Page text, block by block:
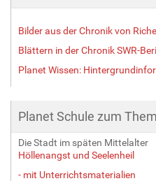
Bilder aus der Chronik von
Blättern in der Chronik SWR-
Planet Wissen:
Planet Schule zum
Die Stadt im späten Mittelalter
Höllenangst und Seelenheil
- mit Unterrichtsmaterialien